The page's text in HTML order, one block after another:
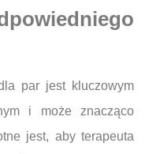
par jest kluczowym
i może znacząco
jest, aby terapeuta